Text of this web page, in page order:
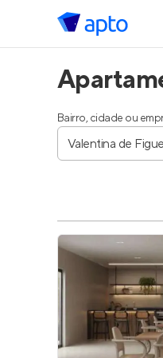
Bairro, cidade ou